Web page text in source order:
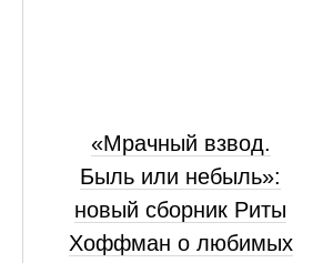
«Мрачный взвод.
Быль или небыль»:
новый сборник Риты
Хоффман о любимых